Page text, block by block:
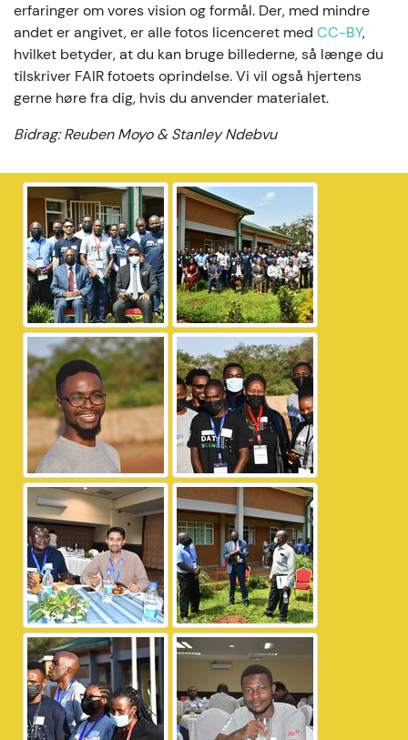
erfaringer om vores vision og formål. Der, med mindre
andet er angivet, er alle fotos licenceret med CC-BY,
hvilket betyder, at du kan bruge billederne, så længe du
tilskriver FAIR fotoets oprindelse. Vi vil også hjertens
gerne høre fra dig, hvis du anvender materialet.
Bidrag: Reuben Moyo & Stanley Ndebvu